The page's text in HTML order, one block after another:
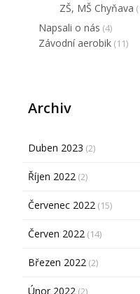
ZŠ, MŠ Chyňava
Napsali o nás (4)
Závodní aerobik (11)
Archiv
Duben 2023 (2)
Říjen 2022 (2)
Červenec 2022 (15)
Červen 2022 (14)
Březen 2022 (2)
Únor 2022 (2)